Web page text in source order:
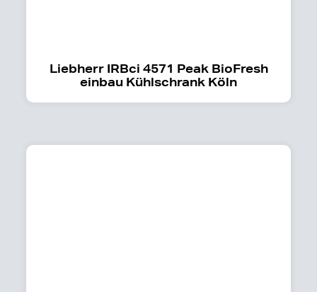
Liebherr IRBci 4571 Peak BioFresh
einbau Kühlschrank Köln